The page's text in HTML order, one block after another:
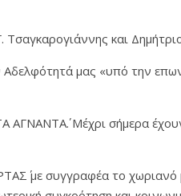
και
μας «υπό την
Μέχρι σήμερα
με συγγραφέα το